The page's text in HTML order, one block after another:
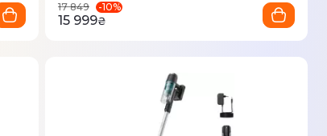
17 849
-10%
15 999₴